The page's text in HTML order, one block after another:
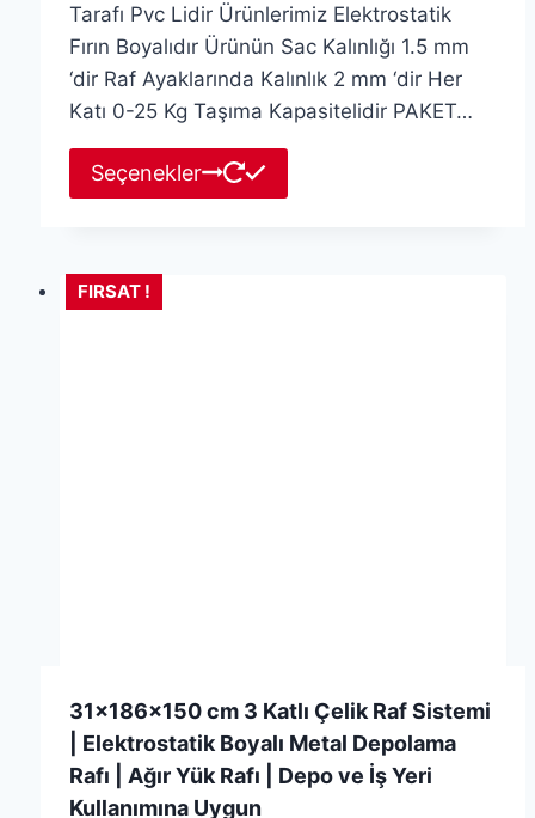
Tarafı Pvc Lidir Ürünlerimiz Elektrostatik
Fırın Boyalıdır Ürünün Sac Kalınlığı 1.5 mm
‘dir Raf Ayaklarında Kalınlık 2 mm ‘dir Her
Katı 0-25 Kg Taşıma Kapasitelidir PAKET…
Seçenekler
ürünün
FIRSAT !
31x186x150 cm 3 Katlı Çelik Raf Sistemi
| Elektrostatik Boyalı Metal Depolama
Rafı | Ağır Yük Rafı | Depo ve İş Yeri
Kullanımına Uygun